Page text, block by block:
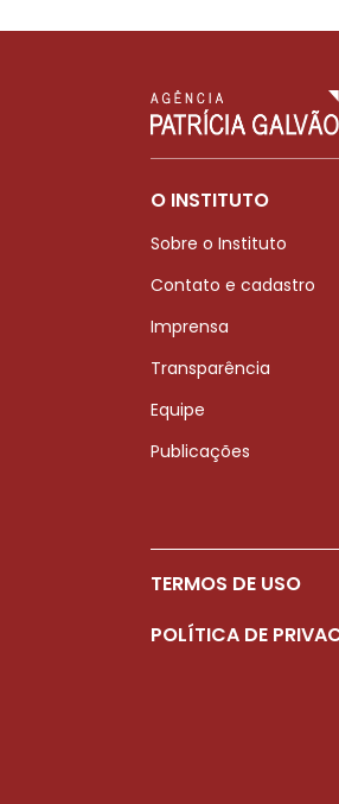
O INSTITUTO
Sobre o Instituto
Contato e cadastro
Imprensa
Transparência
Equipe
Publicações
TERMOS DE USO
POLÍTICA DE